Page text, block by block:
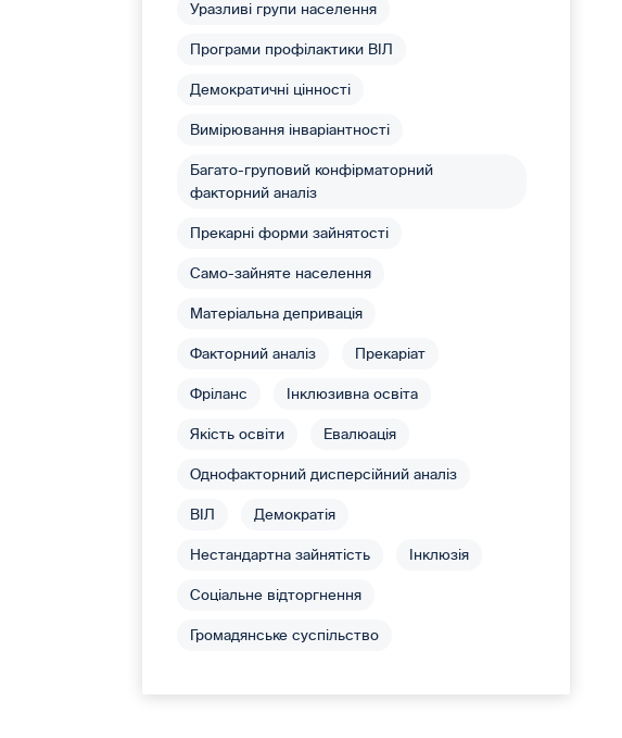
Уразливі групи населення
Програми профілактики ВІЛ
Демократичні цінності
Вимірювання інваріантності
Багато-груповий конфірматорний
факторний аналіз
Прекарні форми зайнятості
Само-зайняте населення
Матеріальна депривація
Факторний аналіз Прекаріат
Фріланс Інклюзивна освіта
Якість освіти Евалюація
Однофакторний дисперсійний аналіз
ВІЛ Демократія
Нестандартна зайнятість Інклюзія
Соціальне відторгнення
Громадянське суспільство